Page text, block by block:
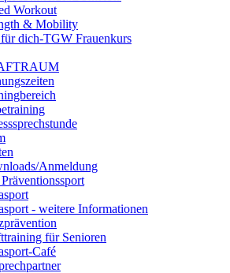
Workout
& Mobility
dich-TGW Frauenkurs
Anmeldung
- weitere Informationen
für Senioren
Café